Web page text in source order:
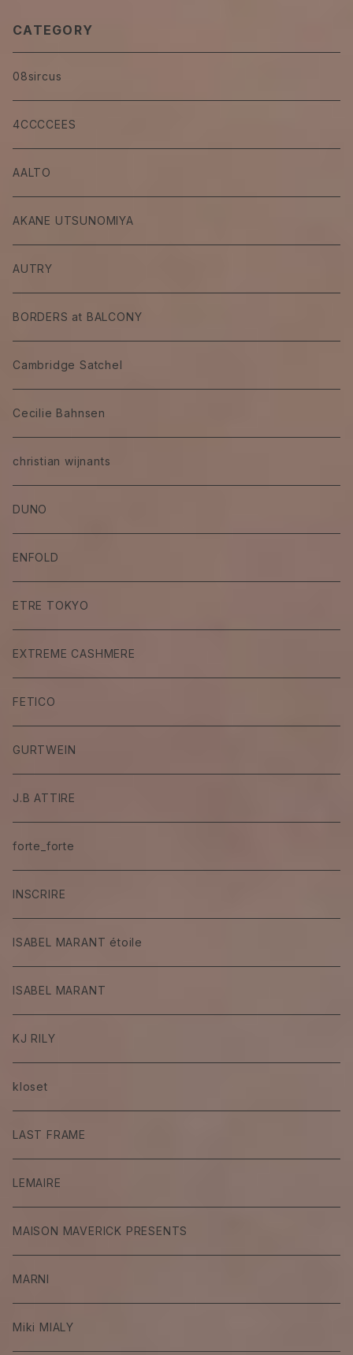
CATEGORY
08sircus
4CCCCEES
AALTO
AKANE UTSUNOMIYA
AUTRY
BORDERS at BALCONY
Cambridge Satchel
Cecilie Bahnsen
christian wijnants
DUNO
ENFOLD
ETRE TOKYO
EXTREME CASHMERE
FETICO
GURTWEIN
J.B ATTIRE
forte_forte
INSCRIRE
ISABEL MARANT étoile
ISABEL MARANT
KJ RILY
kloset
LAST FRAME
LEMAIRE
MAISON MAVERICK PRESENTS
MARNI
Miki MIALY